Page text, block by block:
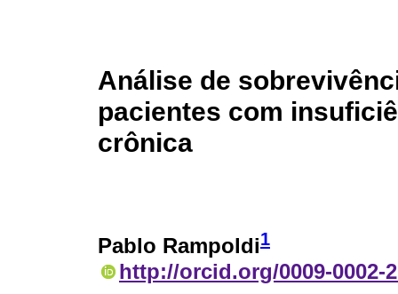
Análise de
pacientes com
crônica
Pablo Rampoldi1
http://orcid.org/0009-0002-